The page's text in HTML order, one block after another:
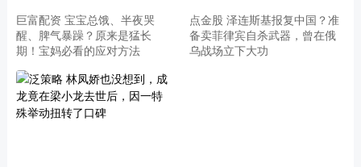
巨富配资 宝宝总饿、半夜哭
醒、脾气暴躁？原来是猛长
期！宝妈必看的应对方法
点金股 泽连斯基报复中国？准
备卖菲律宾自杀武器，曾在俄
乌战场立下大功